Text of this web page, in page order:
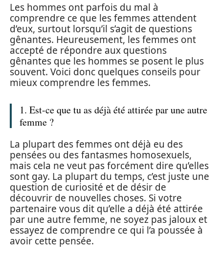
Les hommes ont parfois du mal à
comprendre ce que les femmes attendent
d’eux, surtout lorsqu’il s’agit de questions
gênantes. Heureusement, les femmes ont
accepté de répondre aux questions
gênantes que les hommes se posent le plus
souvent. Voici donc quelques conseils pour
mieux comprendre les femmes.
1. Est-ce que tu as déjà été attirée par une autre
femme ?
La plupart des femmes ont déjà eu des
pensées ou des fantasmes homosexuels,
mais cela ne veut pas forcément dire qu’elles
sont gay. La plupart du temps, c’est juste une
question de curiosité et de désir de
découvrir de nouvelles choses. Si votre
partenaire vous dit qu’elle a déjà été attirée
par une autre femme, ne soyez pas jaloux et
essayez de comprendre ce qui l’a poussée à
avoir cette pensée.